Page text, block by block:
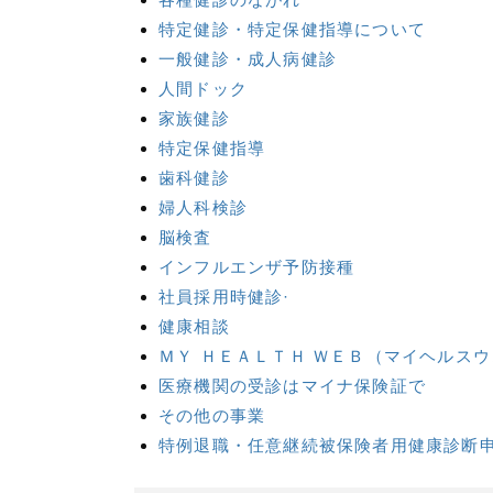
特定健診・特定保健指導について
一般健診・成人病健診
人間ドック
家族健診
特定保健指導
歯科健診
婦人科検診
脳検査
インフルエンザ予防接種
社員採用時健診·
健康相談
ＭＹ ＨＥＡＬＴＨ ＷＥＢ（マイヘルスウ
医療機関の受診はマイナ保険証で
その他の事業
特例退職・任意継続被保険者用健康診断